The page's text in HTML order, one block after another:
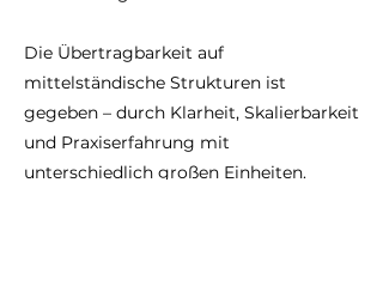
Die Übertragbarkeit auf
mittelständische Strukturen ist
gegeben – durch Klarheit, Skalierbarkeit
und Praxiserfahrung mit
unterschiedlich großen Einheiten.